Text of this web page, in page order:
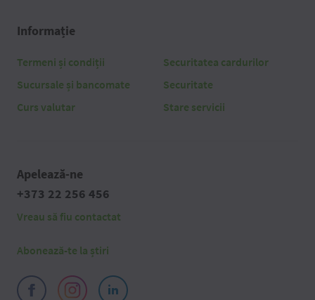
Informație
Termeni și condiții
Sucursale și bancomate
Curs valutar
Securitatea cardurilor
Securitate
Stare servicii
Apelează-ne
+373 22 256 456
Vreau să fiu contactat
Abonează-te la știri